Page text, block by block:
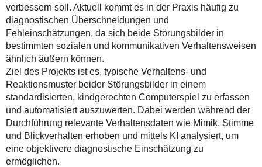
verbessern soll. Aktuell kommt es in der Praxis häufig zu
diagnostischen Überschneidungen und
Fehleinschätzungen, da sich beide Störungsbilder in
bestimmten sozialen und kommunikativen Verhaltensweisen
ähnlich äußern können.
Ziel des Projekts ist es, typische Verhaltens- und
Reaktionsmuster beider Störungsbilder in einem
standardisierten, kindgerechten Computerspiel zu erfassen
und automatisiert auszuwerten. Dabei werden während der
Durchführung relevante Verhaltensdaten wie Mimik, Stimme
und Blickverhalten erhoben und mittels KI analysiert, um
eine objektivere diagnostische Einschätzung zu
ermöglichen.